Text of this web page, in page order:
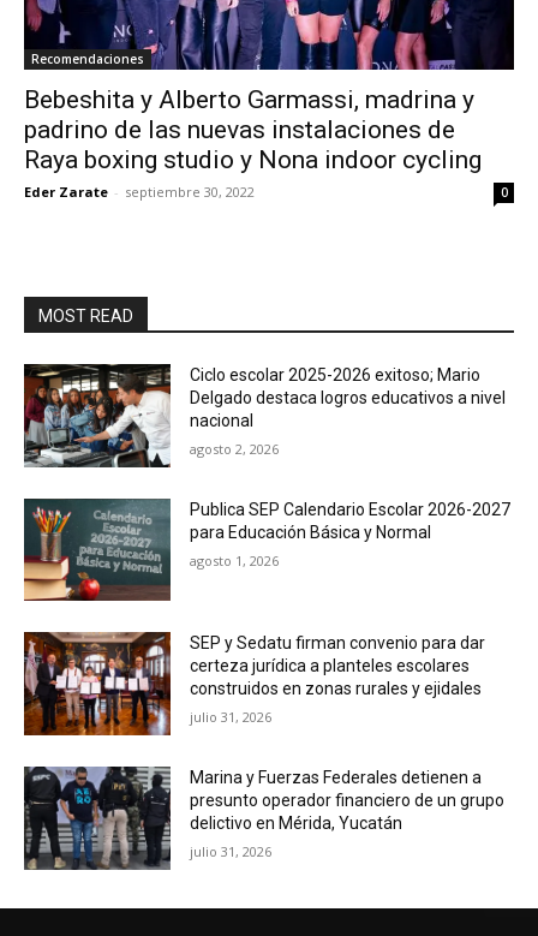
Recomendaciones
Bebeshita y Alberto Garmassi, madrina y
padrino de las nuevas instalaciones de
Raya boxing studio y Nona indoor cycling
Eder Zarate - septiembre 30, 2022 0
MOST READ
Ciclo escolar 2025-2026 exitoso; Mario
Delgado destaca logros educativos a nivel
nacional
agosto 2, 2026
Publica SEP Calendario Escolar 2026-2027
para Educación Básica y Normal
agosto 1, 2026
SEP y Sedatu firman convenio para dar
certeza jurídica a planteles escolares
construidos en zonas rurales y ejidales
julio 31, 2026
Marina y Fuerzas Federales detienen a
presunto operador financiero de un grupo
delictivo en Mérida, Yucatán
julio 31, 2026